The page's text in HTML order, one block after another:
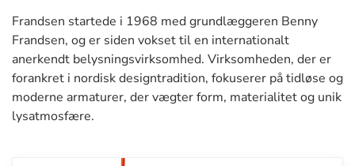
Frandsen startede i 1968 med grundlæggeren Benny
Frandsen, og er siden vokset til en internationalt
anerkendt belysningsvirksomhed. Virksomheden, der er
forankret i nordisk designtradition, fokuserer på tidløse og
moderne armaturer, der vægter form, materialitet og unik
lysatmosfære.